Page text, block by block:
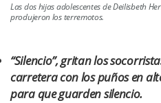
Las dos hijas adolescentes de Deilisbeth
produjeron los terremotos.
“Silencio”, gritan los
carretera con los puños en
para que guarden silencio.